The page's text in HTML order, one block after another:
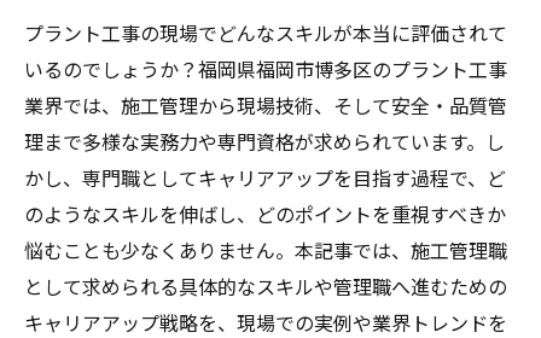
プラント工事の現場でどんなスキルが本当に評価されて
いるのでしょうか？福岡県福岡市博多区のプラント工事
業界では、施工管理から現場技術、そして安全・品質管
理まで多様な実務力や専門資格が求められています。し
かし、専門職としてキャリアアップを目指す過程で、ど
のようなスキルを伸ばし、どのポイントを重視すべきか
悩むことも少なくありません。本記事では、施工管理職
として求められる具体的なスキルや管理職へ進むための
キャリアアップ戦略を、現場での実例や業界トレンドを